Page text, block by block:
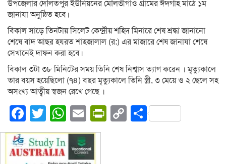
উপজেলার দৌলতপুর ইউনিয়নের মৌলভীগাও গ্রামের ঈদগাহ মাঠে ১ম
জানাযা অনুষ্ঠিত হবে।
বিকাল সাড়ে তিনটায় সিলেট কেন্দ্রীয় শহিদ মিনারে শেষ শ্রদ্ধা জানানো
শেষে বাদ আছর হযরত শাহজালাল (র:) এর মাজারে শেষ জানাযা শেষে
সেখানেই দাফন করা হবে।
বিকাল ৩টা ৩৮ মিনিটের সময় তিনি শেষ নিশ্বাস ত্যাগ করেন । মৃত্যুকালে
তার বয়স হয়েছিলো (৭৪) বছর মৃত্যুকালে তিনি স্ত্রী, ৩ মেয়ে ও ২ ছেলে সহ
অসংখ্য আত্বীয় স্বজন রেখে গেছে ।
Facebook
Twitter
WhatsApp
EmailPrintFriendly
CopyShare